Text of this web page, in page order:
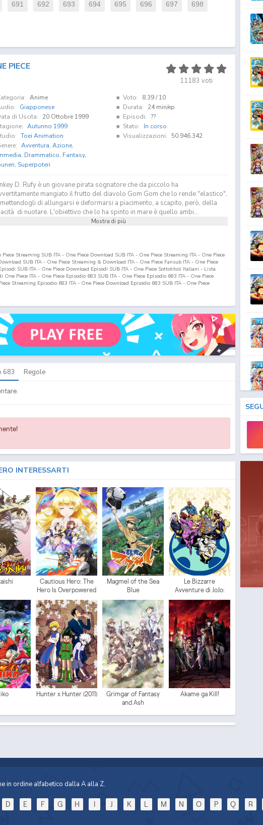
691 692 693 694 695 696 697 698
PIECE
11183 voti
Anime
Giapponese
di Uscita:
20 Ottobre 1999
Autunno 1999
Toei Animation
Avventura, Azione,
, Drammatico, Fantasy,
, Superpoteri
Voto: 8.39/ 10
Durata:
24 min/ep
Episodi: ??
Stato:
In corso
Visualizzazioni:
50.946.342
D. Rufy è un giovane pirata sognatore che da piccolo ha
mangiato il frutto del diavolo Gom Gom che lo rende "elastico",
di allungarsi e deformarsi a piacimento, a scapito, però, della
di nuotare. L'obiettivo che lo ha spinto in mare è quello ambi...
Mostra di più
Piece Streaming SUB ITA - One Piece Download SUB ITA - One Piece Streaming ITA - One Piece
SUB ITA - One Piece Streaming & Download ITA - One Piece Fansub ITA - One Piece
SUB ITA - One Piece Download Episodi SUB ITA - One Piece Sottotitoli Italiani - Lista
One Piece ITA - One Piece Episodio 683 SUB ITA - One Piece Episodio 683 ITA - One Piece
Streaming Episodio 683 ITA - One Piece Download Episodio 683 SUB ITA - One Piece
683 Regole
INTERESSARTI
Cautious Hero: The
Hero Is Overpowered
but Overly Cautious
Magmel of the Sea
Blue
Le Bizzarre
Avventure di JoJo:
Vento Aureo
Hunter x Hunter (2011)
Grimgar of Fantasy
and Ash
Akame ga Kill!
in ordine alfabetico dalla A alla Z.
D E F G H I J K L M N O P Q R